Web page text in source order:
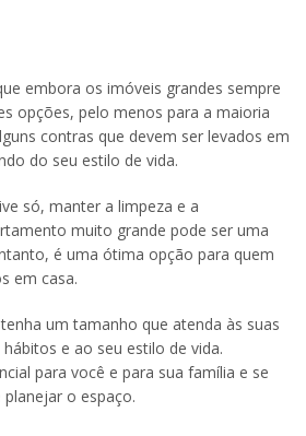
embora os imóveis grandes sempre
opções, pelo menos para a maioria
contras que devem ser levados em
do seu estilo de vida.
só, manter a limpeza e a
muito grande pode ser uma
é uma ótima opção para quem
em casa.
um tamanho que atenda às suas
e ao seu estilo de vida.
para você e para sua família e se
o espaço.